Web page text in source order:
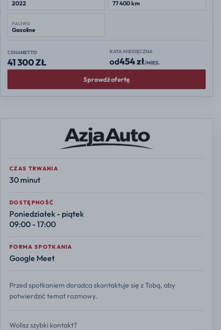
2022 77 400 km
PALIWO
Gasoline
CENANETTO
41 300 ZŁ
RATA MIESIĘCZNA
od454 zł/MIES.
Sprawdź ofertę
CZAS TRWANIA
30 minut
DOSTĘPNOŚĆ
Poniedziałek - piątek
09:00 - 17:00
FORMA SPOTKANIA
Google Meet
Przed spotkaniem doradca skontaktuje się z Tobą, aby
potwierdzić temat rozmowy.
Wolisz szybki kontakt?